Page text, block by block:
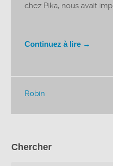
chez Pika, nous avait
Continuez à lire →
Robin
Chercher